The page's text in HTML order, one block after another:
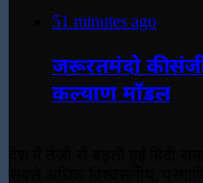
51 minutes ago
जरूरतमंदो की
कल्याण मॉडल